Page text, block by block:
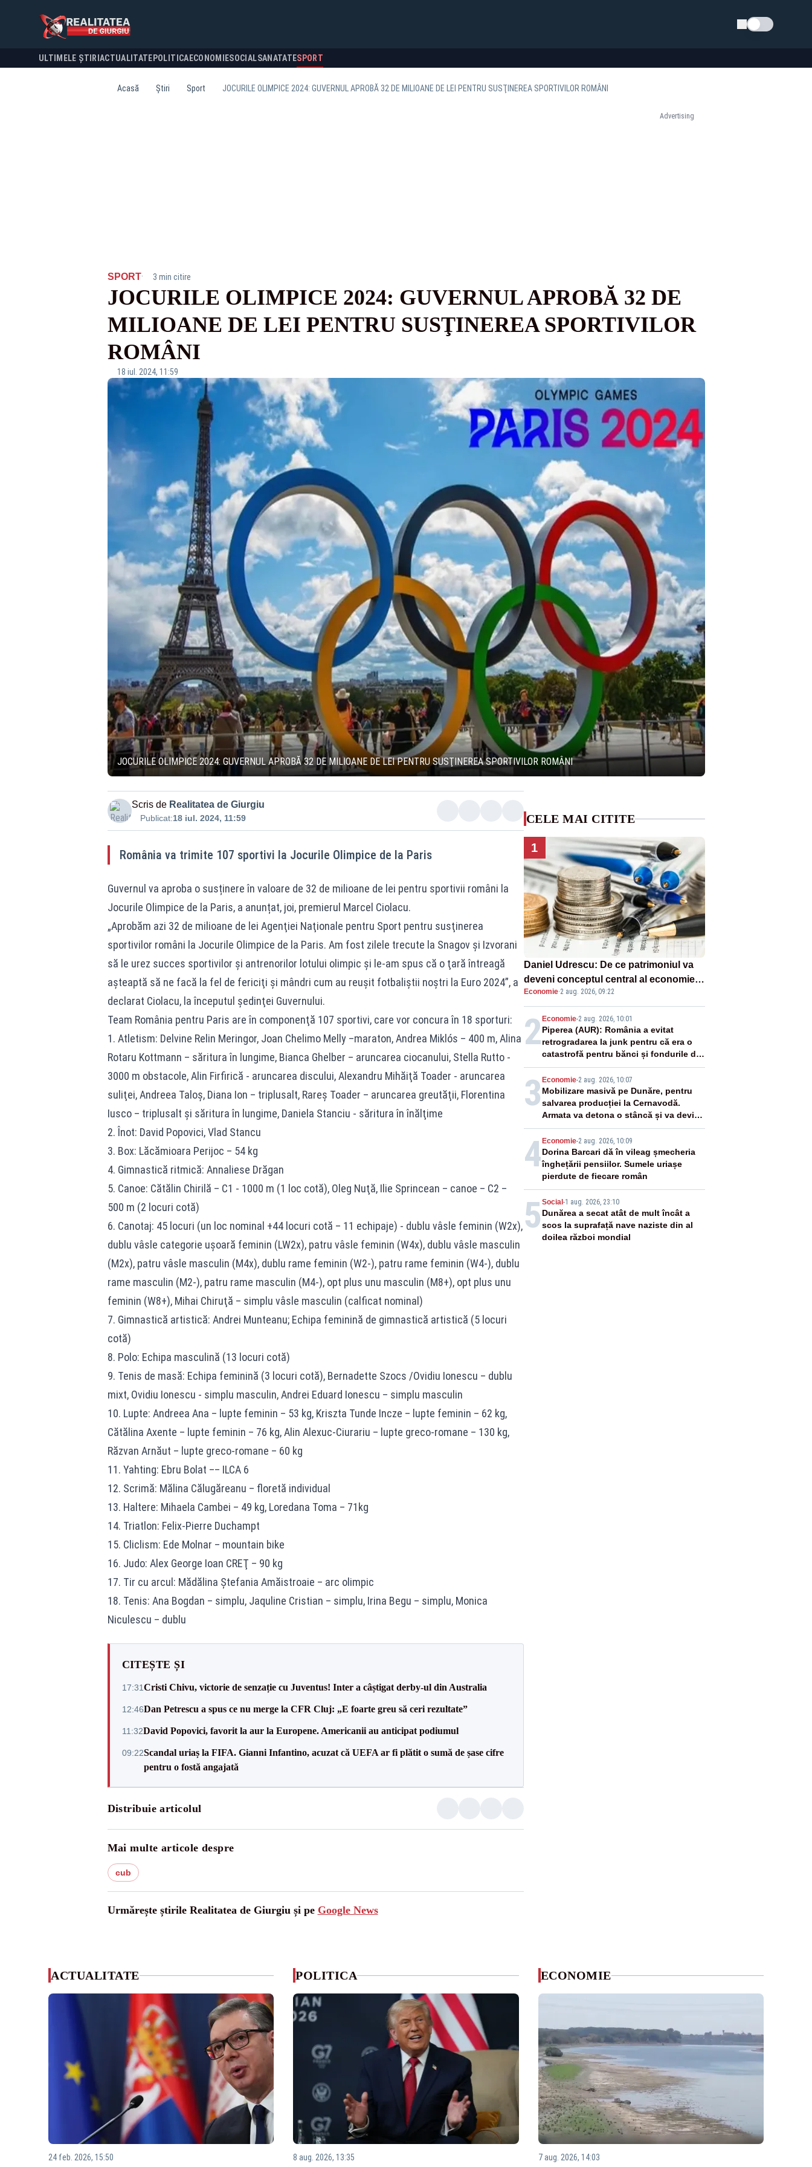
Schimba tema
ULTIMELE ȘTIRI ACTUALITATE POLITICA ECONOMIESOCIALSANATATESPORT
Acasă Știri Sport JOCURILE OLIMPICE 2024: GUVERNUL APROBĂ 32 DE MILIOANE DE LEI PENTRU SUSŢINEREA SPORTIVILOR ROMÂNI
Advertising
SPORT· 3 min citire
JOCURILE OLIMPICE 2024: GUVERNUL APROBĂ 32 DE
MILIOANE DE LEI PENTRU SUSŢINEREA SPORTIVILOR
ROMÂNI
18 iul. 2024, 11:59
JOCURILE OLIMPICE 2024: GUVERNUL APROBĂ 32 DE MILIOANE DE LEI PENTRU SUSŢINEREA SPORTIVILOR ROMÂNI
Scris de Realitatea de Giurgiu
Publicat:18 iul. 2024, 11:59
România va trimite 107 sportivi la Jocurile Olimpice de la Paris
Guvernul va aproba o susținere în valoare de 32 de milioane de lei pentru sportivii români la
Jocurile Olimpice de la Paris, a anunțat, joi, premierul Marcel Ciolacu.
„Aprobăm azi 32 de milioane de lei Agenţiei Naţionale pentru Sport pentru susţinerea
sportivilor români la Jocurile Olimpice de la Paris. Am fost zilele trecute la Snagov şi Izvorani
să le urez succes sportivilor şi antrenorilor lotului olimpic şi le-am spus că o ţară întreagă
aşteaptă să ne facă la fel de fericiţi şi mândri cum au reuşit fotbaliştii noştri la Euro 2024”, a
declarat Ciolacu, la începutul şedinţei Guvernului.
Team România pentru Paris are în componenţă 107 sportivi, care vor concura în 18 sporturi:
1. Atletism: Delvine Relin Meringor, Joan Chelimo Melly –maraton, Andrea Miklós – 400 m, Alina
Rotaru Kottmann – săritura în lungime, Bianca Ghelber – aruncarea ciocanului, Stella Rutto -
3000 m obstacole, Alin Firfirică - aruncarea discului, Alexandru Mihăiţă Toader - aruncarea
suliţei, Andreea Taloş, Diana Ion – triplusalt, Rareş Toader – aruncarea greutăţii, Florentina
Iusco – triplusalt şi săritura în lungime, Daniela Stanciu - săritura în înălţime
2. Înot: David Popovici, Vlad Stancu
3. Box: Lăcămioara Perijoc – 54 kg
4. Gimnastică ritmică: Annaliese Drăgan
5. Canoe: Cătălin Chirilă – C1 - 1000 m (1 loc cotă), Oleg Nuţă, Ilie Sprincean – canoe – C2 –
500 m (2 locuri cotă)
6. Canotaj: 45 locuri (un loc nominal +44 locuri cotă – 11 echipaje) - dublu vâsle feminin (W2x),
dublu vâsle categorie uşoară feminin (LW2x), patru vâsle feminin (W4x), dublu vâsle masculin
(M2x), patru vâsle masculin (M4x), dublu rame feminin (W2-), patru rame feminin (W4-), dublu
rame masculin (M2-), patru rame masculin (M4-), opt plus unu masculin (M8+), opt plus unu
feminin (W8+), Mihai Chiruţă – simplu vâsle masculin (calficat nominal)
7. Gimnastică artistică: Andrei Munteanu; Echipa feminină de gimnastică artistică (5 locuri
cotă)
8. Polo: Echipa masculină (13 locuri cotă)
9. Tenis de masă: Echipa feminină (3 locuri cotă), Bernadette Szocs /Ovidiu Ionescu – dublu
mixt, Ovidiu Ionescu - simplu masculin, Andrei Eduard Ionescu – simplu masculin
10. Lupte: Andreea Ana – lupte feminin – 53 kg, Kriszta Tunde Incze – lupte feminin – 62 kg,
Cătălina Axente – lupte feminin – 76 kg, Alin Alexuc-Ciurariu – lupte greco-romane – 130 kg,
Răzvan Arnăut – lupte greco-romane – 60 kg
11. Yahting: Ebru Bolat –– ILCA 6
12. Scrimă: Mălina Călugăreanu – floretă individual
13. Haltere: Mihaela Cambei – 49 kg, Loredana Toma – 71kg
14. Triatlon: Felix-Pierre Duchampt
15. Cliclism: Ede Molnar – mountain bike
16. Judo: Alex George Ioan CREŢ – 90 kg
17. Tir cu arcul: Mădălina Ştefania Amăistroaie – arc olimpic
18. Tenis: Ana Bogdan – simplu, Jaquline Cristian – simplu, Irina Begu – simplu, Monica
Niculescu – dublu
CITEȘTE ȘI
17:31Cristi Chivu, victorie de senzație cu Juventus! Inter a câștigat derby-ul din Australia
12:46Dan Petrescu a spus ce nu merge la CFR Cluj: „E foarte greu să ceri rezultate”
11:32David Popovici, favorit la aur la Europene. Americanii au anticipat podiumul
09:22Scandal uriaș la FIFA. Gianni Infantino, acuzat că UEFA ar fi plătit o sumă de șase cifre
pentru o fostă angajată
Distribuie articolul
Mai multe articole despre
cub
Urmărește știrile Realitatea de Giurgiu și pe Google News
CELE MAI CITITE
1
Daniel Udrescu: De ce patrimoniul va
deveni conceptul central al economiei
viitoare?
Economie·2 aug. 2026, 09:22
2 Economie-2 aug. 2026, 10:01
Piperea (AUR): România a evitat
retrogradarea la junk pentru că era o
catastrofă pentru bănci și fondurile de
pensii
3 Economie-2 aug. 2026, 10:07
Mobilizare masivă pe Dunăre, pentru
salvarea producției la Cernavodă.
Armata va detona o stâncă și va devia
apa fluviului - IMAGINI AERIENE
4 Economie-2 aug. 2026, 10:09
Dorina Barcari dă în vileag șmecheria
înghețării pensiilor. Sumele uriașe
pierdute de fiecare român
5 Social -1 aug. 2026, 23:10
Dunărea a secat atât de mult încât a
scos la suprafață nave naziste din al
doilea război mondial
ACTUALITATE
24 feb. 2026, 15:50
POLITICA
8 aug. 2026, 13:35
ECONOMIE
7 aug. 2026, 14:03